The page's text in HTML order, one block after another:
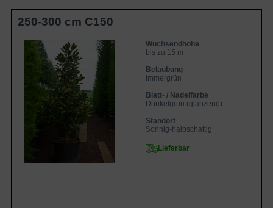
250-300 cm C150
Wuchsendhöhe
bis zu 15 m
Belaubung
Immergrün
Blatt- / Nadelfarbe
Dunkelgrün (glänzend)
Standort
Sonnig-halbschattig
Lieferbar